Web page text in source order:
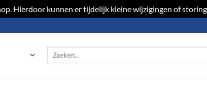
Hierdoor kunnen er tijdelijk kleine wijzigingen of